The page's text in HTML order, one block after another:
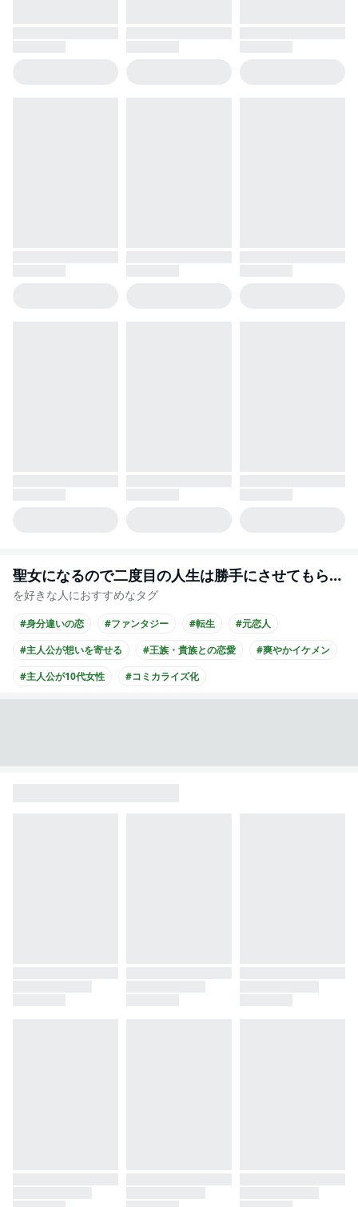
聖女になるので二度目の人生は勝手にさせてもらいます
を好きな人におすすめなタグ
#身分違いの恋 #ファンタジー #転生
#元恋人
#主人公が想いを寄せる
#王族・貴族との恋愛
#爽やかイケメン
#主人公が10代女性
#コミカライズ化